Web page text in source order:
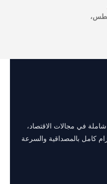
في مجالات الاقتصاد،
كامل بالمصداقية والسرعة